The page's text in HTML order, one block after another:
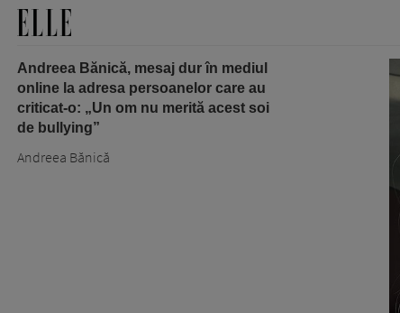
Andreea Bănică, mesaj dur în mediul
online la adresa persoanelor care au
criticat-o: „Un om nu merită acest soi
de bullying”
Andreea Bănică